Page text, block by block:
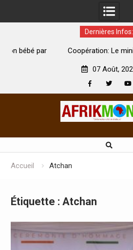
Dernières Infos:
Coopération: Le ministre Indien
07 Août,
Accueil Atchan
Étiquette : Atchan